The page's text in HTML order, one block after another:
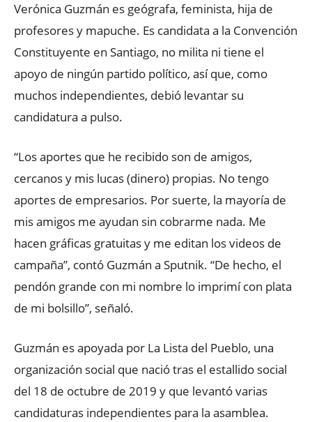
Verónica Guzmán es geógrafa, feminista, hija de
profesores y mapuche. Es candidata a la Convención
Constituyente en Santiago, no milita ni tiene el
apoyo de ningún partido político, así que, como
muchos independientes, debió levantar su
candidatura a pulso.
“Los aportes que he recibido son de amigos,
cercanos y mis lucas (dinero) propias. No tengo
aportes de empresarios. Por suerte, la mayoría de
mis amigos me ayudan sin cobrarme nada. Me
hacen gráficas gratuitas y me editan los videos de
campaña”, contó Guzmán a Sputnik. “De hecho, el
pendón grande con mi nombre lo imprimí con plata
de mi bolsillo”, señaló.
Guzmán es apoyada por La Lista del Pueblo, una
organización social que nació tras el estallido social
del 18 de octubre de 2019 y que levantó varias
candidaturas independientes para la asamblea.